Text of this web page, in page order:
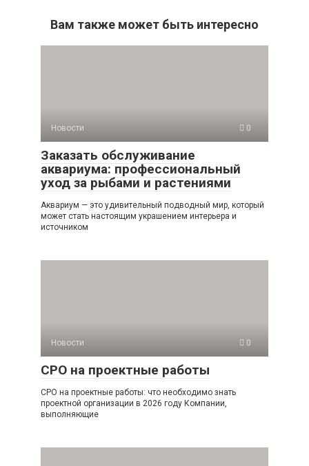
Вам также может быть интересно
Новости 0
Заказать обслуживание
аквариума: профессиональный
уход за рыбами и растениями
Аквариум — это удивительный подводный мир, который
может стать настоящим украшением интерьера и
источником
Новости 0
СРО на проектные работы
СРО на проектные работы: что необходимо знать
проектной организации в 2026 году Компании,
выполняющие